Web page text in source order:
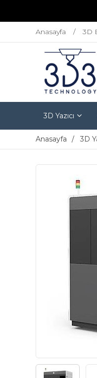
Anasayfa 3D
3D Yazıcı
Anasayfa 3D